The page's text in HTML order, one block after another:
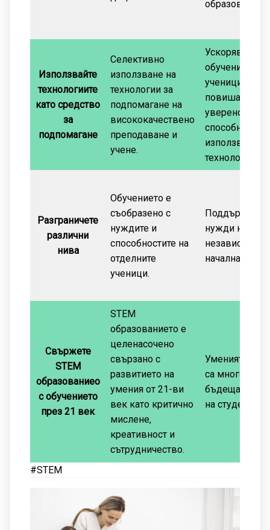
Използвайте
технологиите
като средство
за
подпомагане
Селективно
използване на
технологии за
подпомагане на
висококачествено
преподаване и
учене.
Ускорява
обучението на
учениците,
повишава
увереността и
способността
използване на
технологиите.
Разграничете
различни
нива
Обучението е
съобразено с
нуждите и
способностите на
отделните
ученици.
Поддържа
нужди на
независимо
началната
Свържете
STEM
образованиео
с обучението
през 21 век
STEM
образованието е
целенасочено
свързано с
развитието на
умения от 21-ви
век като критично
мислене,
креативност и
сътрудничество.
Уменията на
са много
бъдещата
на студентите.
#STEM